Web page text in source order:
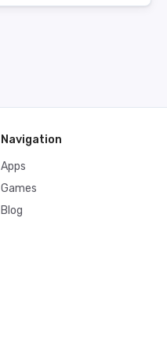
Navigation
Apps
Games
Blog